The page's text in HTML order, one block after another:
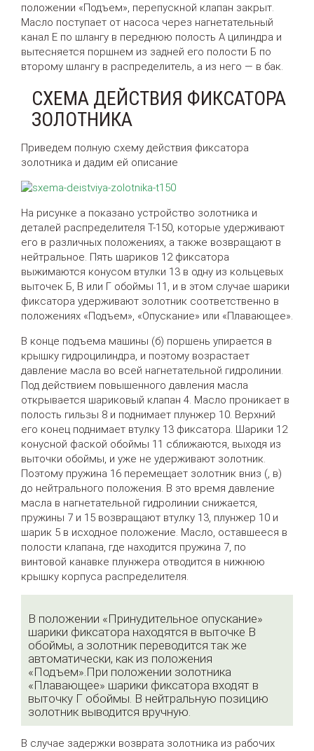
положении «Подъем», перепускной клапан закрыт.
Масло поступает от насоса через нагнетательный
канал Е по шлангу в переднюю полость А цилиндра и
вытесняется поршнем из задней его полости Б по
второму шлангу в распределитель, а из него — в бак.
СХЕМА ДЕЙСТВИЯ ФИКСАТОРА
ЗОЛОТНИКА
Приведем полную схему действия фиксатора
золотника и дадим ей описание
На рисунке а показано устройство золотника и
деталей распределителя Т-150, которые удерживают
его в различных положениях, а также возвращают в
нейтральное. Пять шариков 12 фиксатора
выжимаются конусом втулки 13 в одну из кольцевых
выточек Б, В или Г обоймы 11, и в этом случае шарики
фиксатора удерживают золотник соответственно в
положениях «Подъем», «Опускание» или «Плавающее».
В конце подъема машины (б) поршень упирается в
крышку гидроцилиндра, и поэтому возрастает
давление масла во всей нагнетательной гидролинии.
Под действием повышенного давления масла
открывается шариковый клапан 4. Масло проникает в
полость гильзы 8 и поднимает плунжер 10. Верхний
его конец поднимает втулку 13 фиксатора. Шарики 12
конусной фаской обоймы 11 сближаются, выходя из
выточки обоймы, и уже не удерживают золотник.
Поэтому пружина 16 перемещает золотник вниз (, в)
до нейтрального положения. В это время давление
масла в нагнетательной гидролинии снижается,
пружины 7 и 15 возвращают втулку 13, плунжер 10 и
шарик 5 в исходное положение. Масло, оставшееся в
полости клапана, где находится пружина 7, по
винтовой канавке плунжера отводится в нижнюю
крышку корпуса распределителя.
В положении «Принудительное опускание»
шарики фиксатора находятся в выточке В
обоймы, а золотник переводится так же
автоматически, как из положения
«Подъем».При положении золотника
«Плавающее» шарики фиксатора входят в
выточку Г обоймы. В нейтральную позицию
золотник выводится вручную.
В случае задержки возврата золотника из рабочих